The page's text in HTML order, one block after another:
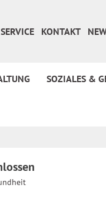
SERVICE
KONTAKT
SOZIALES &